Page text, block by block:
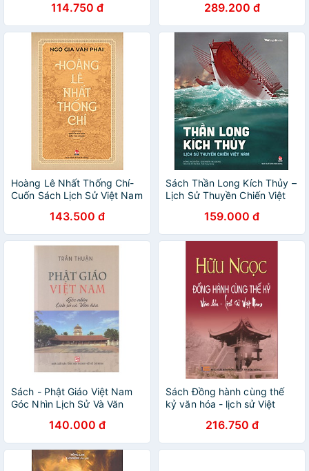
114.750 đ 289.200 đ
Hoàng Lê Nhất Thống Chí-
Cuốn Sách Lịch Sử Việt Nam
143.500 đ
Sách Thần Long Kích Thủy –
Lịch Sử Thuyền Chiến Việt
159.000 đ
Sách - Phật Giáo Việt Nam
Góc Nhìn Lịch Sử Và Văn
140.000 đ
Sách Đồng hành cùng thế
kỷ văn hóa - lịch sử Việt
216.750 đ